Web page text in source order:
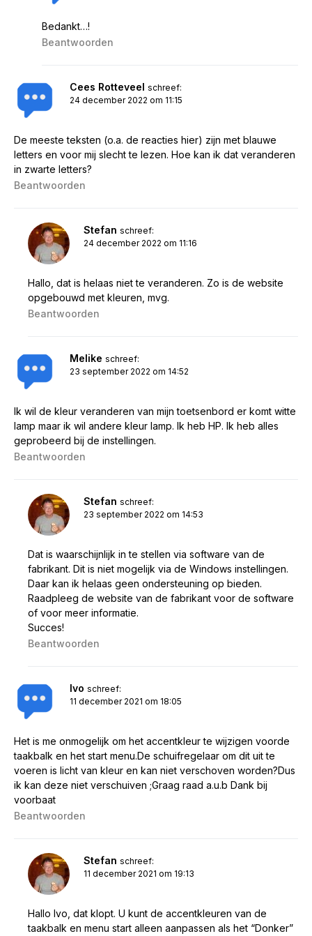
Bedankt…!
Beantwoorden
Cees Rotteveel schreef:
24 december 2022 om 11:15
De meeste teksten (o.a. de reacties hier) zijn met blauwe
letters en voor mij slecht te lezen. Hoe kan ik dat veranderen
in zwarte letters?
Beantwoorden
Stefan schreef:
24 december 2022 om 11:16
Hallo, dat is helaas niet te veranderen. Zo is de website
opgebouwd met kleuren, mvg.
Beantwoorden
Melike schreef:
23 september 2022 om 14:52
Ik wil de kleur veranderen van mijn toetsenbord er komt witte
lamp maar ik wil andere kleur lamp. Ik heb HP. Ik heb alles
geprobeerd bij de instellingen.
Beantwoorden
Stefan schreef:
23 september 2022 om 14:53
Dat is waarschijnlijk in te stellen via software van de
fabrikant. Dit is niet mogelijk via de Windows instellingen.
Daar kan ik helaas geen ondersteuning op bieden.
Raadpleeg de website van de fabrikant voor de software
of voor meer informatie.
Succes!
Beantwoorden
Ivo schreef:
11 december 2021 om 18:05
Het is me onmogelijk om het accentkleur te wijzigen voorde
taakbalk en het start menu.De schuifregelaar om dit uit te
voeren is licht van kleur en kan niet verschoven worden?Dus
ik kan deze niet verschuiven ;Graag raad a.u.b Dank bij
voorbaat
Beantwoorden
Stefan schreef:
11 december 2021 om 19:13
Hallo Ivo, dat klopt. U kunt de accentkleuren van de
taakbalk en menu start alleen aanpassen als het “Donker”